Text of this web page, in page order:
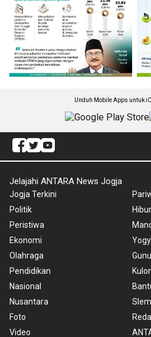
Unduh Mobile Apps untuk
Jelajahi ANTARA News Jogja
Jogja Terkini
Politik
Peristiwa
Ekonomi
Olahraga
Pendidikan
Nasional
Nusantara
Foto
Video